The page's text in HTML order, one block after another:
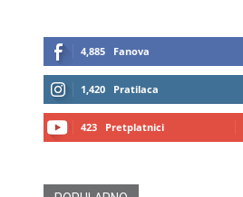
4,885 Fanova
1,420 Pratilaca
423 Pretplatnici